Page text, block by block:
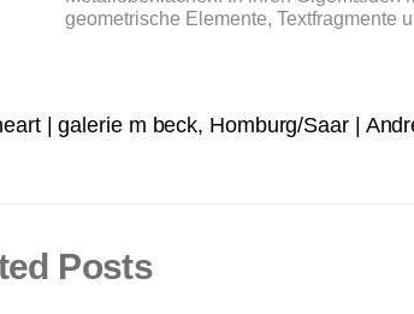
geometrische Elemente, Textfragmente
| galerie m beck, Homburg/Saar |
Posts